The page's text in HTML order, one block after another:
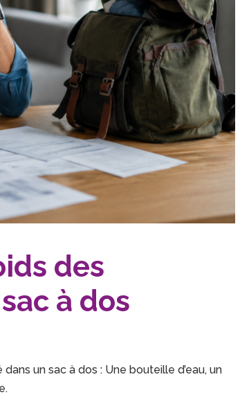
des
à dos
un sac à dos : Une bouteille d’eau, un